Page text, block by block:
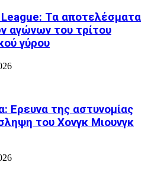
Τα αποτελέσματα
αγώνων του τρίτου
γύρου
Ερευνα της αστυνομίας
του Χονγκ Μιουνγκ